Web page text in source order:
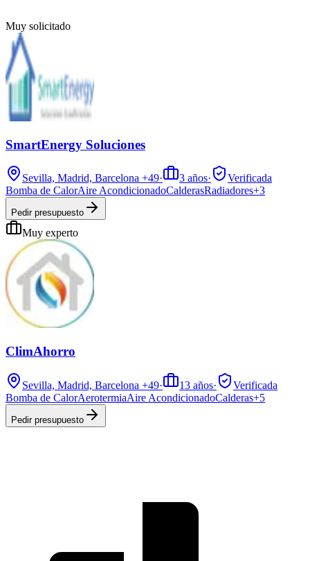
Muy solicitado
SmartEnergy Soluciones
Sevilla, Madrid, Barcelona +49· 3 años·
Verificada
Bomba de CalorAire AcondicionadoCalderasRadiadores+3
Pedir presupuesto
Muy experto
ClimAhorro
Sevilla, Madrid, Barcelona +49· 13 años·
Verificada
Bomba de CalorAerotermiaAire AcondicionadoCalderas+5
Pedir presupuesto